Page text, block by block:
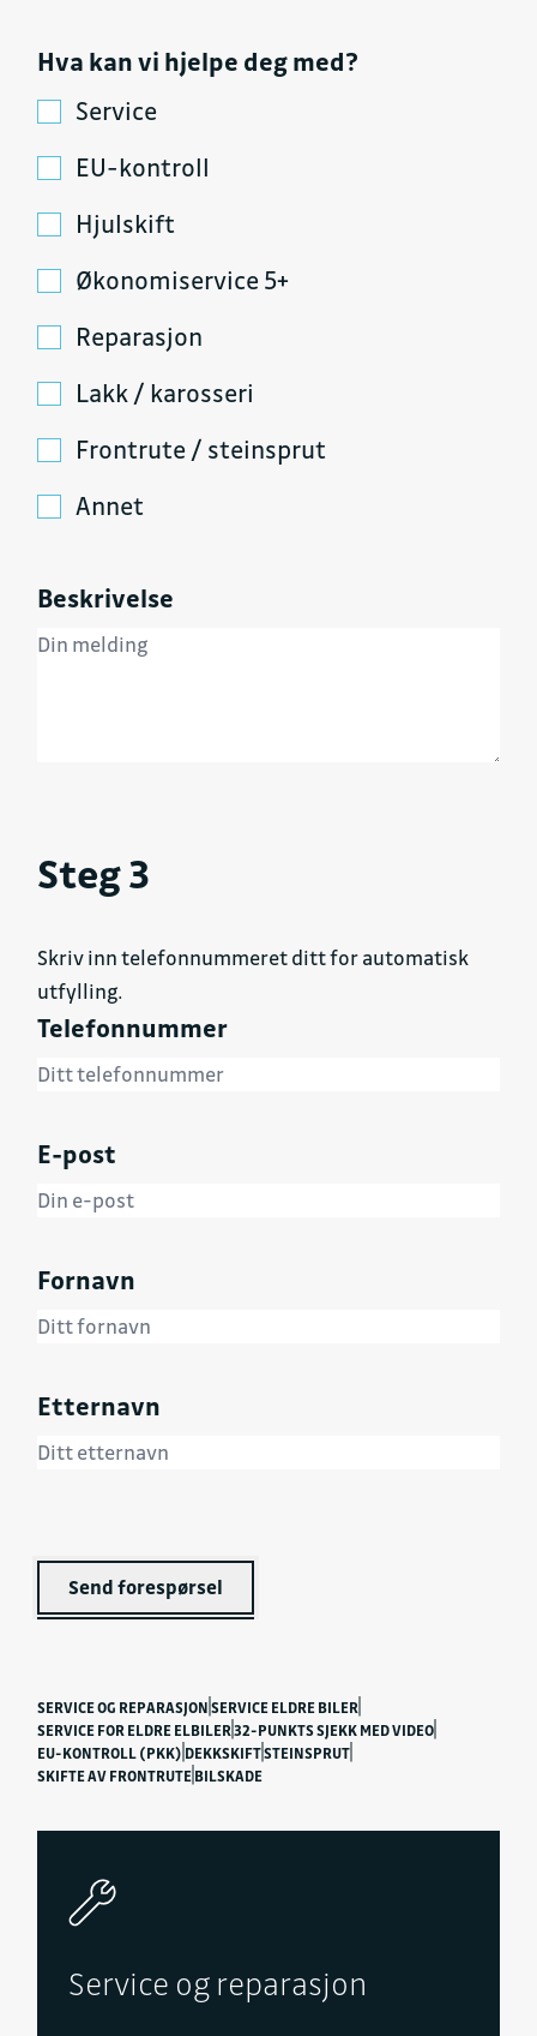
Hva kan vi hjelpe deg med?
Service
EU-kontroll
Hjulskift
Økonomiservice 5+
Reparasjon
Lakk / karosseri
Frontrute / steinsprut
Annet
Beskrivelse
Steg 3
Skriv inn telefonnummeret ditt for automatisk
utfylling.
Telefonnummer
E-post
Fornavn
Etternavn
Send forespørsel
SERVICE OG REPARASJONSERVICE ELDRE BILER
SERVICE FOR ELDRE ELBILER32-PUNKTS SJEKK MED VIDEO
EU-KONTROLL (PKK) DEKKSKIFTSTEINSPRUT
SKIFTE AV FRONTRUTEBILSKADE
Service og reparasjon